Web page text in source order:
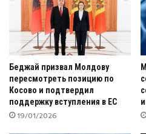
Беджай призвал Молдову
пересмотреть позицию по
Косово и подтвердил
поддержку вступления в ЕС
19/01/2026